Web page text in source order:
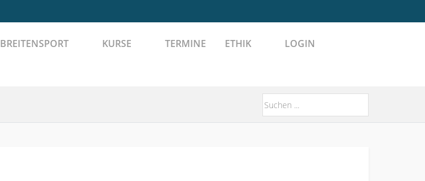
BREITENSPORT KURSE TERMINE ETHIK LOGIN